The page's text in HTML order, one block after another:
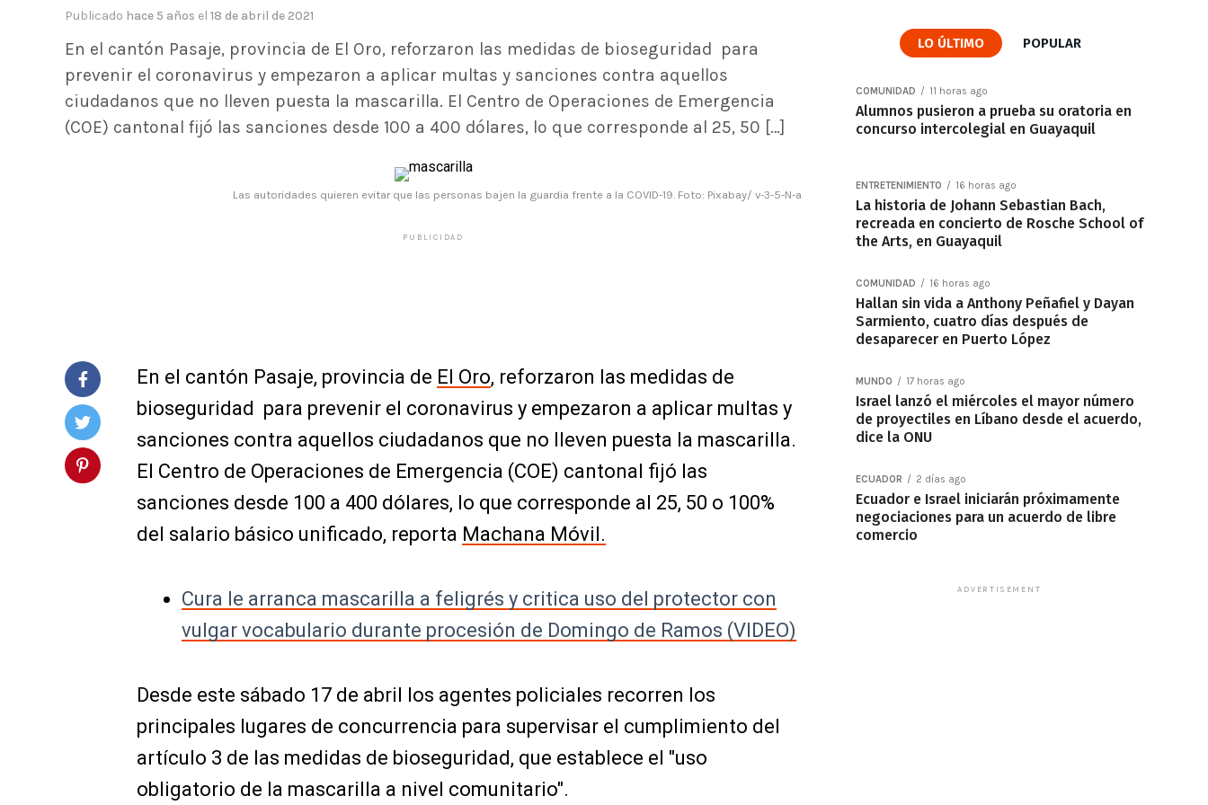
Publicado hace 5 años el 18 de abril de 2021
En el cantón Pasaje, provincia de El Oro, reforzaron las medidas de bioseguridad para
prevenir el coronavirus y empezaron a aplicar multas y sanciones contra aquellos
ciudadanos que no lleven puesta la mascarilla. El Centro de Operaciones de Emergencia
(COE) cantonal fijó las sanciones desde 100 a 400 dólares, lo que corresponde al 25, 50 […]
Las autoridades quieren evitar que las personas bajen la guardia frente a la COVID-19. Foto: Pixabay/ v-3-5-N-a
PUBLICIDAD
En el cantón Pasaje, provincia de El Oro, reforzaron las medidas de
bioseguridad para prevenir el coronavirus y empezaron a aplicar multas y
sanciones contra aquellos ciudadanos que no lleven puesta la mascarilla.
El Centro de Operaciones de Emergencia (COE) cantonal fijó las
sanciones desde 100 a 400 dólares, lo que corresponde al 25, 50 o 100%
del salario básico unificado, reporta Machana Móvil.
Cura le arranca mascarilla a feligrés y critica uso del protector con
vulgar vocabulario durante procesión de Domingo de Ramos (VIDEO)
Desde este sábado 17 de abril los agentes policiales recorren los
principales lugares de concurrencia para supervisar el cumplimiento del
artículo 3 de las medidas de bioseguridad, que establece el "uso
obligatorio de la mascarilla a nivel comunitario".
LO ÚLTIMO POPULAR
COMUNIDAD 11 horas ago
Alumnos pusieron a prueba su oratoria en
concurso intercolegial en Guayaquil
ENTRETENIMIENTO 16 horas ago
La historia de Johann Sebastian Bach,
recreada en concierto de Rosche School of
the Arts, en Guayaquil
COMUNIDAD 16 horas ago
Hallan sin vida a Anthony Peñafiel y Dayan
Sarmiento, cuatro días después de
desaparecer en Puerto López
MUNDO 17 horas ago
Israel lanzó el miércoles el mayor número
de proyectiles en Líbano desde el acuerdo,
dice la ONU
ECUADOR 2 días ago
Ecuador e Israel iniciarán próximamente
negociaciones para un acuerdo de libre
comercio
ADVERTISEMENT